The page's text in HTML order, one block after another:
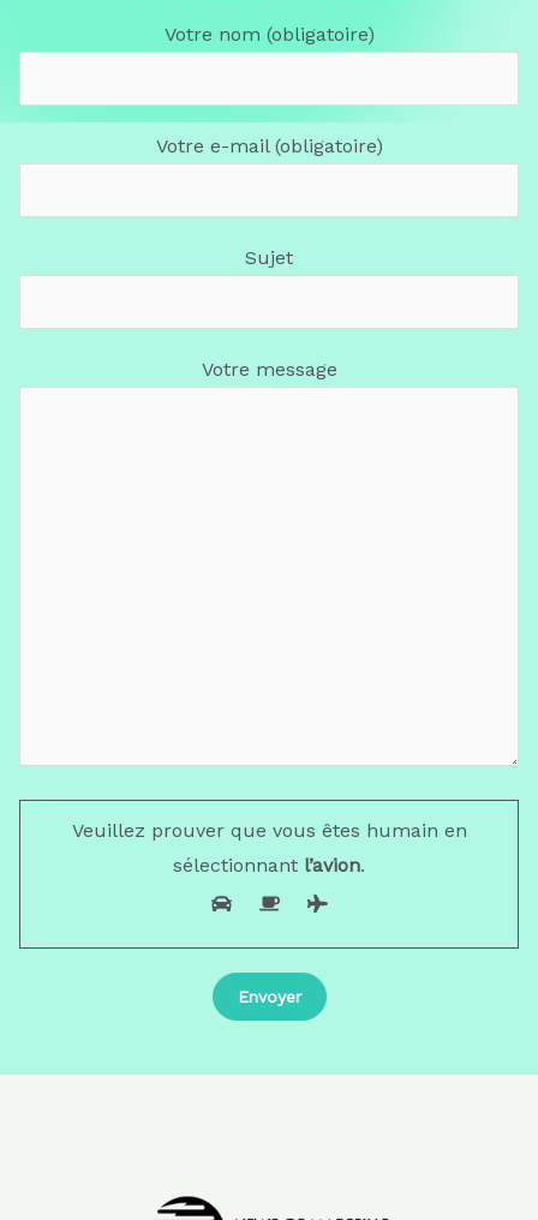
Votre nom (obligatoire)
Votre e-mail (obligatoire)
Sujet
Votre message
Veuillez prouver que vous êtes humain en
sélectionnant l’avion.